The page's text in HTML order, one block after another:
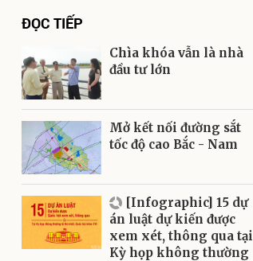
ĐỌC TIẾP
Chìa khóa vẫn là nhà
đầu tư lớn
Mở kết nối đường sắt
tốc độ cao Bắc - Nam
[Infographic] 15 dự
án luật dự kiến được
xem xét, thông qua tại
Kỳ họp không thường
Gửi